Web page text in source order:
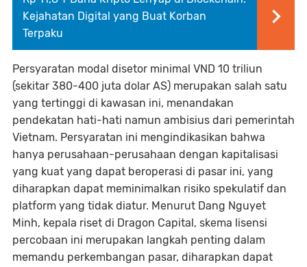
Kejahatan Digital yang Buat Korban
Terpaku
Persyaratan modal disetor minimal VND 10 triliun
(sekitar 380-400 juta dolar AS) merupakan salah satu
yang tertinggi di kawasan ini, menandakan
pendekatan hati-hati namun ambisius dari pemerintah
Vietnam. Persyaratan ini mengindikasikan bahwa
hanya perusahaan-perusahaan dengan kapitalisasi
yang kuat yang dapat beroperasi di pasar ini, yang
diharapkan dapat meminimalkan risiko spekulatif dan
platform yang tidak diatur. Menurut Dang Nguyet
Minh, kepala riset di Dragon Capital, skema lisensi
percobaan ini merupakan langkah penting dalam
memandu perkembangan pasar, diharapkan dapat